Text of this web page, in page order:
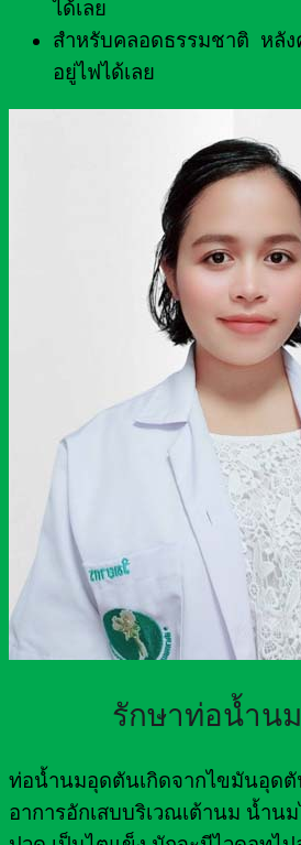
ได้เลย
สำหรับคลอดธรรมชาติ หลัง
อยู่ไฟได้เลย
รักษาท่อน้ำน
ท่อน้ำนมอุดตันเกิดจากไขมันอุด
อาการอักเสบบริเวณเต้านม น้ำน